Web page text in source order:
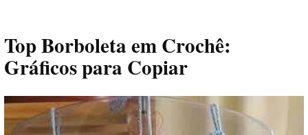
Top Borboleta em Crochê:
Gráficos para Copiar